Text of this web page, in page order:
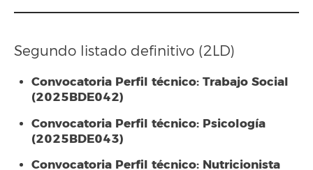
Segundo listado definitivo (2LD)
Convocatoria Perfil técnico: Trabajo Social
(2025BDE042)
Convocatoria Perfil técnico: Psicología
(2025BDE043)
Convocatoria Perfil técnico: Nutricionista